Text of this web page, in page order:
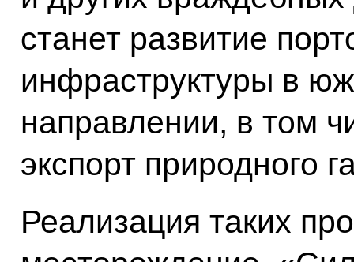
станет развитие
инфраструктуры в
направлении, в том
экспорт природного
Реализация таких